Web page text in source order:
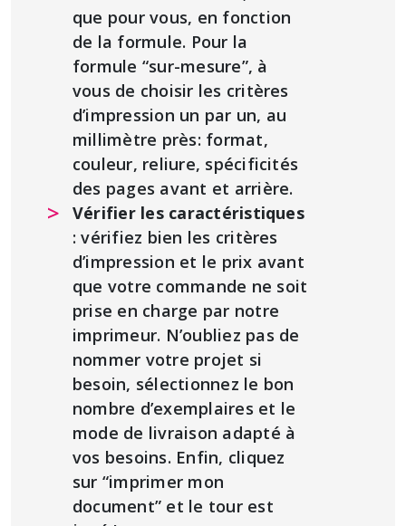
que pour vous, en fonction
de la formule. Pour la
formule “sur-mesure”, à
vous de choisir les critères
d’impression un par un, au
millimètre près: format,
couleur, reliure, spécificités
des pages avant et arrière.
Vérifier les caractéristiques
: vérifiez bien les critères
d’impression et le prix avant
que votre commande ne soit
prise en charge par notre
imprimeur. N’oubliez pas de
nommer votre projet si
besoin, sélectionnez le bon
nombre d’exemplaires et le
mode de livraison adapté à
vos besoins. Enfin, cliquez
sur “imprimer mon
document” et le tour est